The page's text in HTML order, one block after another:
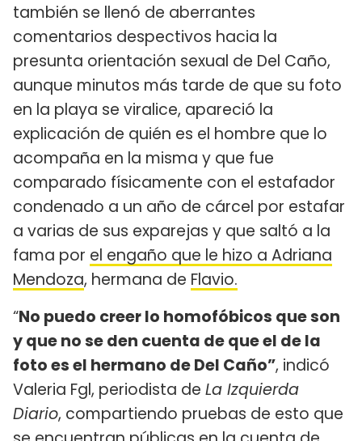
también se llenó de aberrantes
comentarios despectivos hacia la
presunta orientación sexual de Del Caño,
aunque minutos más tarde de que su foto
en la playa se viralice, apareció la
explicación de quién es el hombre que lo
acompaña en la misma y que fue
comparado físicamente con el estafador
condenado a un año de cárcel por estafar
a varias de sus exparejas y que saltó a la
fama por el engaño que le hizo a Adriana
Mendoza, hermana de Flavio.
“No puedo creer lo homofóbicos que son
y que no se den cuenta de que el de la
foto es el hermano de Del Caño”, indicó
Valeria Fgl, periodista de La Izquierda
Diario, compartiendo pruebas de esto que